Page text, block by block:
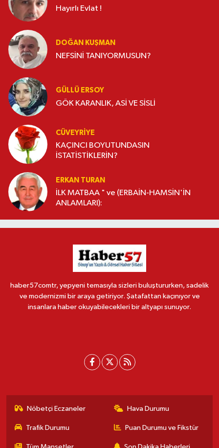
Hayırlı Evlat !
DOĞAN KUŞMAN
NEFSİNİ TANIYORMUSUN?
GÜLLÜ ERSOY
GÖK KARANLIK, ASİ VE SİSLİ
CÜVEYRIYE
KAÇINCI BOYUTUNDASIN
İSTATİSTİKLERİN?
ERKAN TURAN
İLK MATBAA " ve (ERBAİN-HAMSİN'İN
ANLAMLARI):
haber57comtr, yepyeni temasıyla sizleri buluştururken, sadelik
ve modernizmi bir araya getiriyor. Şatafattan kaçınıyor ve
insanlara haber okuyabilecekleri bir altyapı sunuyor.
Nöbetçi Eczaneler Hava Durumu
Trafik Durumu Puan Durumu ve Fikstür